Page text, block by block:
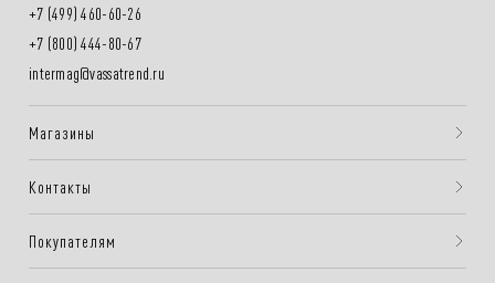
+7 (499) 460-60-26
+7 (800) 444-80-67
intermag@vassatrend.ru
Магазины
Контакты
Покупателям